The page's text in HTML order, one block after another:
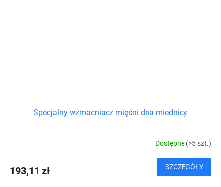
Specjalny wzmacniacz mięśni dna miednicy
Dostępne (>5 szt.)
193,11 zł SZCZEGÓŁY